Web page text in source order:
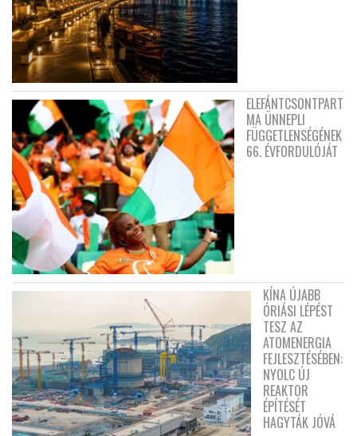
ELEFÁNTCSONTPART
MA ÜNNEPLI
FÜGGETLENSÉGÉNEK
66. ÉVFORDULÓJÁT
KÍNA ÚJABB
ÓRIÁSI LÉPÉST
TESZ AZ
ATOMENERGIA
FEJLESZTÉSÉBEN:
NYOLC ÚJ
REAKTOR
ÉPÍTÉSÉT
HAGYTÁK JÓVÁ